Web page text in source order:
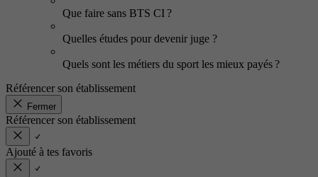
Que faire sans BTS CI ?
Quelles études pour devenir juge ?
Quels sont les métiers du sport les mieux payés ?
Référencer son établissement
Fermer
Référencer son établissement
Ajouté à tes favoris